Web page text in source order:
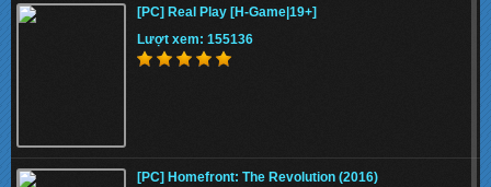
Lượt xem: 143628
Download STAR WARS Jedi: Fallen Order (Full
DLC) Cr@ck
[PC] Real Play [H-Game|19+]
Lượt xem: 155136
[PC] Homefront: The Revolution (2016)